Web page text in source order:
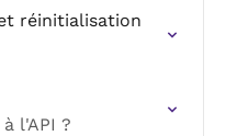
réinitialisation
l'API ?